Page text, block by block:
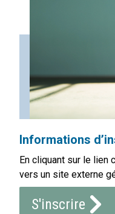
Informations
En cliquant sur le
vers un site externe
S'inscrire